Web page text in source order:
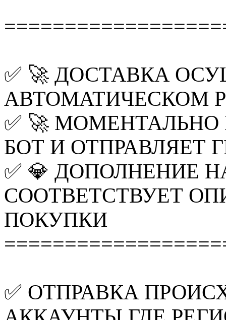
✅ 🚀 ДОСТАВКА
АВТОМАТИЧЕСКОМ
✅ 🚀
БОТ И ОТПРАВЛЯЕТ
✅ 💎 ДОПОЛНЕНИЕ
СООТВЕТСТВУЕТ
ПОКУПКИ
✅ ОТПРАВКА